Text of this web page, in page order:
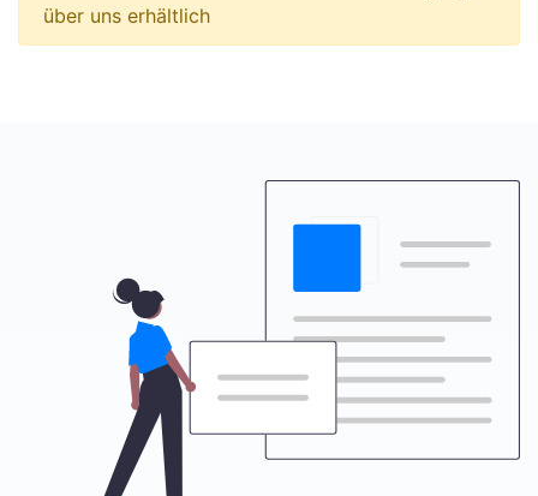
über uns erhältlich